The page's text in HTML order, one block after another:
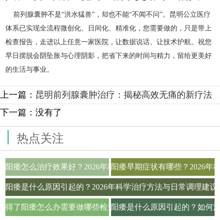
前列腺囊肿不是“洪水猛兽”，却也不能“不闻不问”。昆明公立医疗
体系已实现全流程微创化、日间化、精准化，您需要做的，只是带上
检查报告，走进以上任意一家医院，让数据说话、让技术护航。祝您
早日摆脱会阴坠胀与心理阴影，把省下来的时间与精力，留给更美好
的生活与事业。
上一篇： 昆明前列腺囊肿治疗：揭秘高效无痛的新疗法
下一篇：没有了
| 热点关注
阳痿怎么治疗效果好？2026年科学用药与生活调理全攻略
阳痿早期症状有哪些？2026年
阳痿是什么原因引起的？2026年科学治疗方法与日常调理建议
得了阳痿怎么办需要做哪些检查项目才能确诊阳痿是什么原因引起的？如何